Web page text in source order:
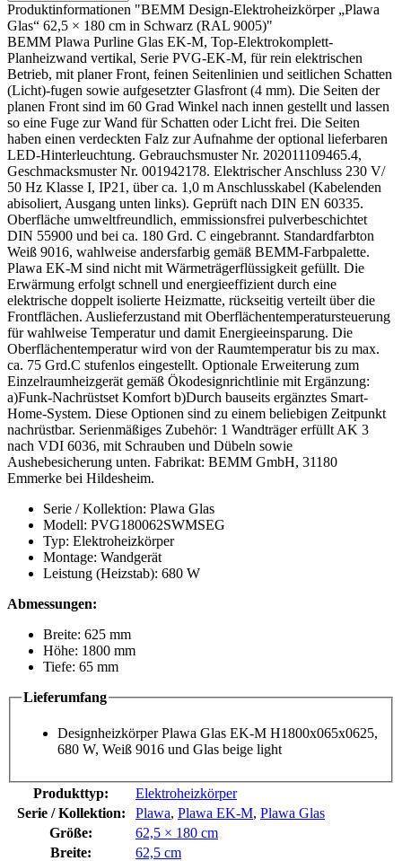
Produktinformationen "BEMM Design-Elektroheizkörper „Plawa
Glas“ 62,5 × 180 cm in Schwarz (RAL 9005)"
BEMM Plawa Purline Glas EK-M, Top-Elektrokomplett-
Planheizwand vertikal, Serie PVG-EK-M, für rein elektrischen
Betrieb, mit planer Front, feinen Seitenlinien und seitlichen Schatten
(Licht)-fugen sowie aufgesetzter Glasfront (4 mm). Die Seiten der
planen Front sind im 60 Grad Winkel nach innen gestellt und lassen
so eine Fuge zur Wand für Schatten oder Licht frei. Die Seiten
haben einen verdeckten Falz zur Aufnahme der optional lieferbaren
LED-Hinterleuchtung. Gebrauchsmuster Nr. 202011109465.4,
Geschmacksmuster Nr. 001942178. Elektrischer Anschluss 230 V/
50 Hz Klasse I, IP21, über ca. 1,0 m Anschlusskabel (Kabelenden
abisoliert, Ausgang unten links). Geprüft nach DIN EN 60335.
Oberfläche umweltfreundlich, emmissionsfrei pulverbeschichtet
DIN 55900 und bei ca. 180 Grd. C eingebrannt. Standardfarbton
Weiß 9016, wahlweise andersfarbig gemäß BEMM-Farbpalette.
Plawa EK-M sind nicht mit Wärmeträgerflüssigkeit gefüllt. Die
Erwärmung erfolgt schnell und energieeffizient durch eine
elektrische doppelt isolierte Heizmatte, rückseitig verteilt über die
Frontflächen. Auslieferzustand mit Oberflächentemperatursteuerung
für wahlweise Temperatur und damit Energieeinsparung. Die
Oberflächentemperatur wird von der Raumtemperatur bis zu max.
ca. 75 Grd.C stufenlos eingestellt. Optionale Erweiterung zum
Einzelraumheizgerät gemäß Ökodesignrichtlinie mit Ergänzung:
a)Funk-Nachrüstset Komfort b)Durch bauseits ergänztes Smart-
Home-System. Diese Optionen sind zu einem beliebigen Zeitpunkt
nachrüstbar. Serienmäßiges Zubehör: 1 Wandträger erfüllt AK 3
nach VDI 6036, mit Schrauben und Dübeln sowie
Aushebesicherung unten. Fabrikat: BEMM GmbH, 31180
Emmerke bei Hildesheim.
Serie / Kollektion: Plawa Glas
Modell: PVG180062SWMSEG
Typ: Elektroheizkörper
Montage: Wandgerät
Leistung (Heizstab): 680 W
Abmessungen:
Breite: 625 mm
Höhe: 1800 mm
Tiefe: 65 mm
Lieferumfang
Designheizkörper Plawa Glas EK-M H1800x065x0625,
680 W, Weiß 9016 und Glas beige light
Produkttyp:
Elektroheizkörper
Serie / Kollektion:
Plawa, Plawa EK-M, Plawa Glas
Größe:
62,5 × 180 cm
Breite:
62,5 cm